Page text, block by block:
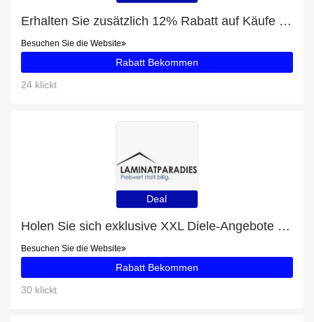
Erhalten Sie zusätzlich 12% Rabatt auf Käufe von Historisches Saisonkennzeichen für Motorräder
Besuchen Sie die Website
Rabatt Bekommen
24 klickt
Deal
Holen Sie sich exklusive XXL Diele-Angebote online: bis zu 13% Rabatt
Besuchen Sie die Website
Rabatt Bekommen
30 klickt